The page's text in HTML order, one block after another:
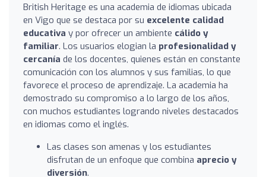
British Heritage es una academia de idiomas ubicada
en Vigo que se destaca por su excelente calidad
educativa y por ofrecer un ambiente cálido y
familiar. Los usuarios elogian la profesionalidad y
cercanía de los docentes, quienes están en constante
comunicación con los alumnos y sus familias, lo que
favorece el proceso de aprendizaje. La academia ha
demostrado su compromiso a lo largo de los años,
con muchos estudiantes logrando niveles destacados
en idiomas como el inglés.
Las clases son amenas y los estudiantes
disfrutan de un enfoque que combina aprecio y
diversión.